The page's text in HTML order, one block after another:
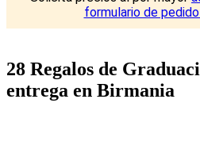
formulario de
28 Regalos de
entrega en Birmania